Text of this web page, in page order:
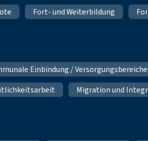
Fort- und Weiterbildung
Einbindung / Versorgungsbereiche
Migration und